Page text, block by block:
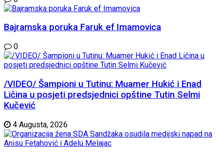
Bajramska poruka Faruk ef Imamovica
0
/VIDEO/ Šampioni u Tutinu: Muamer Hukić i Enad
Ličina u posjeti predsjednici opštine Tutin Selmi
Kučević
4 Augusta, 2026